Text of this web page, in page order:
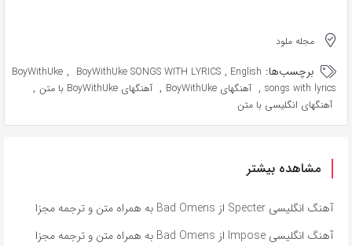
مجله ملود
برچسب‌ها: BoyWithUke , BoyWithUke SONGS WITH LYRICS , English
songs with lyrics
, آهنگهای BoyWithUke , آهنگهای BoyWithUke با متن ,
آهنگهای انگلیسی با متن
مشاهده بیشتر
آهنگ انگلیسی Specter از Bad Omens به همراه متن و ترجمه مجزا
آهنگ انگلیسی Impose از Bad Omens به همراه متن و ترجمه مجزا